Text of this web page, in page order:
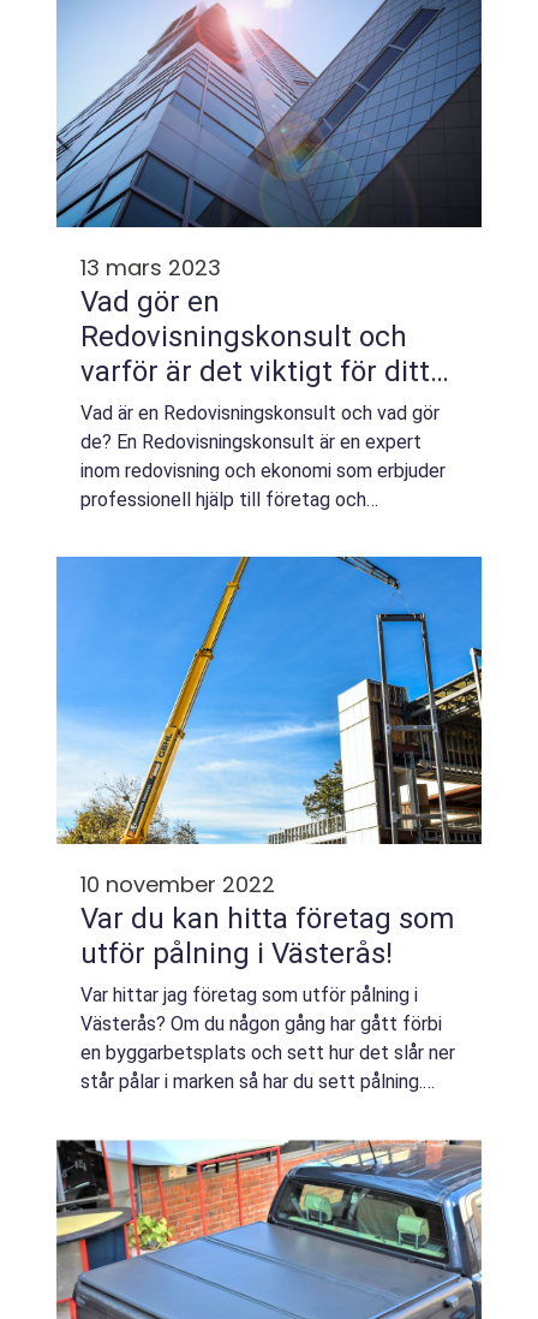
13 mars 2023
Vad gör en
Redovisningskonsult och
varför är det viktigt för ditt
företag?
Vad är en Redovisningskonsult och vad gör
de? En Redovisningskonsult är en expert
inom redovisning och ekonomi som erbjuder
professionell hjälp till företag och
att se till at...
10 november 2022
Var du kan hitta företag som
utför pålning i Västerås!
Var hittar jag företag som utför pålning i
Västerås? Om du någon gång har gått förbi
en byggarbetsplats och sett hur det slår ner
står pålar i marken så har du sett pålning.
går till och varför man gör d...